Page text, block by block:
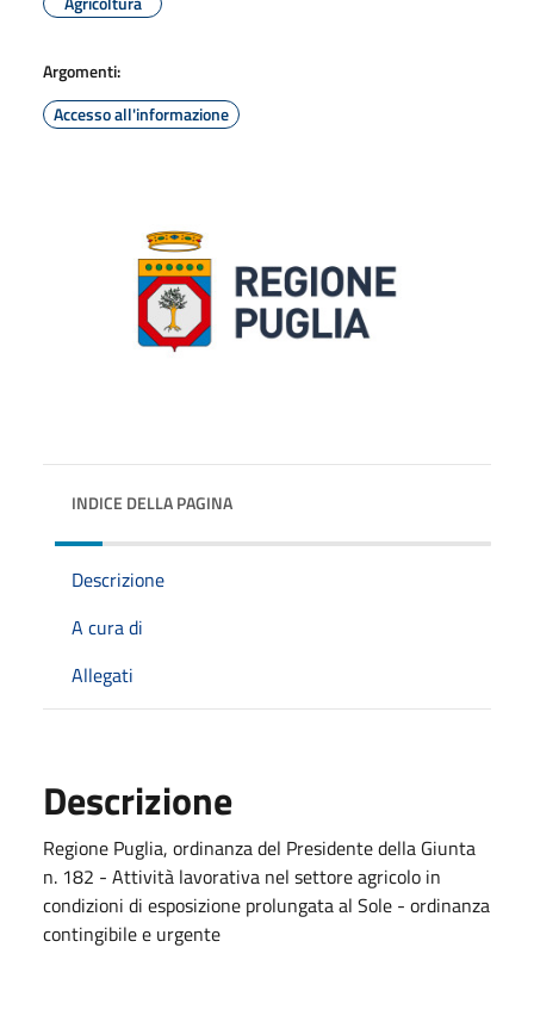
Argomenti:
Accesso all'informazione
INDICE DELLA PAGINA
Descrizione
A cura di
Allegati
Descrizione
Regione Puglia, ordinanza del Presidente della Giunta
n. 182 - Attività lavorativa nel settore agricolo in
condizioni di esposizione prolungata al Sole - ordinanza
contingibile e urgente